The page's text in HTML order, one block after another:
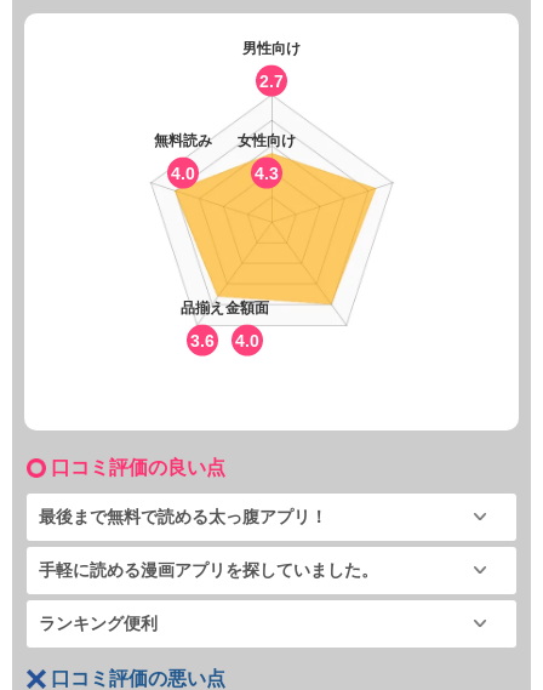
男性向け
2.7
女性向け
4.3
金額面
4.0
品揃え
3.6
無料読み
4.0
口コミ評価の良い点
最後まで無料で読める太っ腹アプリ！
手軽に読める漫画アプリを探していました。
ランキング便利
口コミ評価の悪い点